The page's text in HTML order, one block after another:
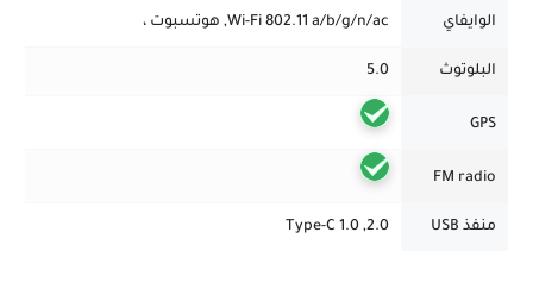
الوايفاي Wi-Fi 802.11 a/b/g/n/ac, هوتسبوت ،
البلوتوث 5.0
GPS
FM radio
منفذ USB 2.0, Type-C 1.0